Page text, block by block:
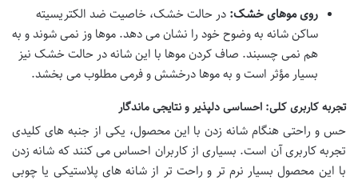
روی موهای خشک: در حالت خشک، خاصیت ضد الکتریسیته
ساکن شانه به وضوح خود را نشان می دهد. موها وز نمی شوند و به
هم نمی چسبند. صاف کردن موها با این شانه در حالت خشک نیز
بسیار مؤثر است و به موها درخشش و فرمی مطلوب می بخشد.
تجربه کاربری کلی: احساسی دلپذیر و نتایجی ماندگار
حس و راحتی هنگام شانه زدن با این محصول، یکی از جنبه های کلیدی
تجربه کاربری آن است. بسیاری از کاربران احساس می کنند که شانه زدن
با این محصول بسیار نرم تر و راحت تر از شانه های پلاستیکی یا چوبی